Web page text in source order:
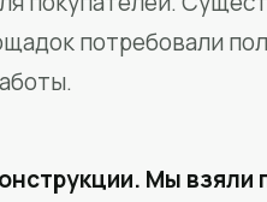
потребовали
Мы взяли